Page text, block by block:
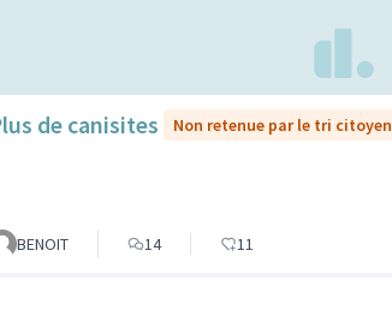
de canisites Non retenue par le tri citoyen
BENOIT 14 11